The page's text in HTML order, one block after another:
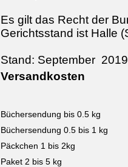
Es gilt das Recht der
Gerichtsstand ist Halle
Stand: September 2019
Versandkosten
Büchersendung bis 0.5 kg
Büchersendung 0.5 bis 1 kg
Päckchen 1 bis 2kg
Paket 2 bis 5 kg